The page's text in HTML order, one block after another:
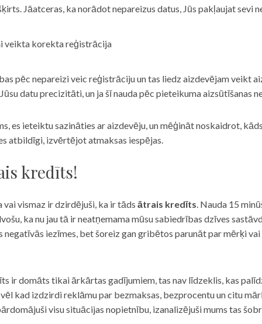
Jāatceras, ka norādot nepareizus datus, Jūs pakļaujat sevi
veikta korekta reģistrācija
pēc nepareizi veic reģistrāciju un tas liedz aizdevējam veikt
datu precizitāti, un ja šī nauda pēc pieteikuma aizsūtīšanas
es ieteiktu sazināties ar aizdevēju, un mēģināt noskaidrot,
atbildīgi, izvērtējot atmaksas iespējas.
kredīts!
vai vismaz ir dzirdējuši, ka ir tāds ātrais kredīts. Nauda 15
ka nu jau tā ir neatņemama mūsu sabiedrības dzīves
negatīvās iezīmes, bet šoreiz gan gribētos parunāt par mērķi
ir domāts tikai ārkārtas gadījumiem, tas nav līdzeklis, kas
kad izdzirdi reklāmu par bezmaksas, bezprocentu un citu
visu situācijas nopietnību, izanalizējuši mums tas